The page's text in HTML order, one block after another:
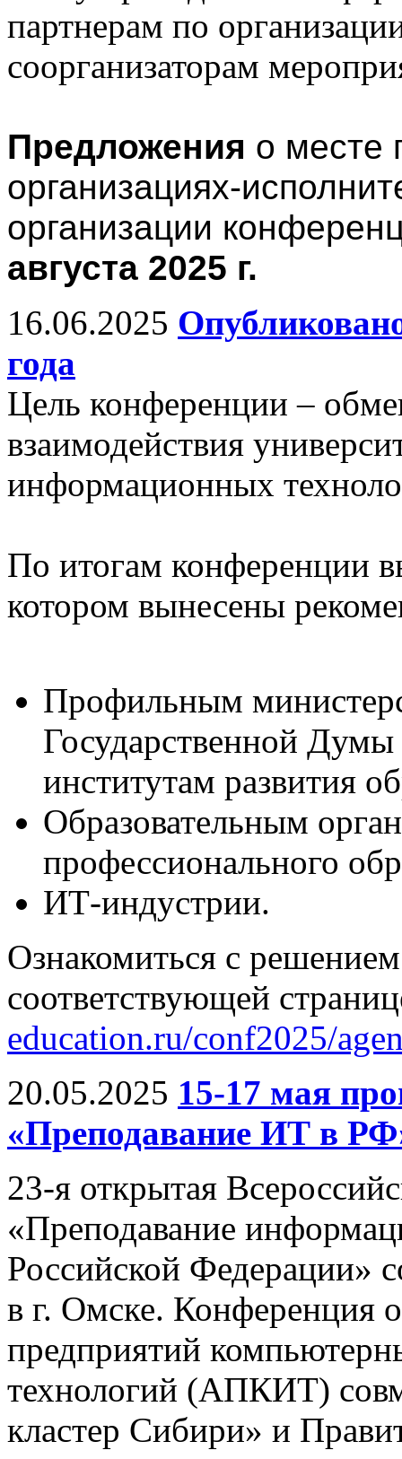
партнерам по
соорганизаторам
Предложения о месте
организациях-
организации
августа 2025 г.
16.06.2025
года
Цель конференции –
взаимодействия
информационных
По итогам конференции
котором вынесены
Профильным
Государственной
институтам развития
Образовательным
профессионального
ИТ-индустрии.
Ознакомиться с
соответствующей
education.ru/conf2025/
20.05.2025 15-17 мая
«Преподавание ИТ в
23-я открытая
«Преподавание
Российской Федерации»
в г. Омске. Конференция
предприятий
технологий (АПКИТ)
кластер Сибири» и